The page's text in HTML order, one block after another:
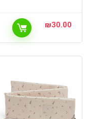
₪30.00